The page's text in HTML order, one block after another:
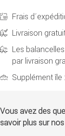
Frais
Livraison
Les
par livraison
Supplément île
Vous avez des
savoir plus sur